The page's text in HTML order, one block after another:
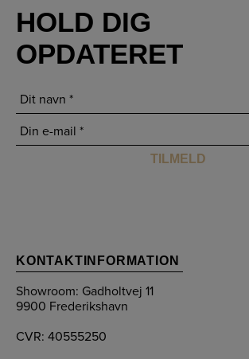
HOLD DIG
OPDATERET
KONTAKTINFORMATION
Showroom: Gadholtvej 11
9900 Frederikshavn
CVR: 40555250